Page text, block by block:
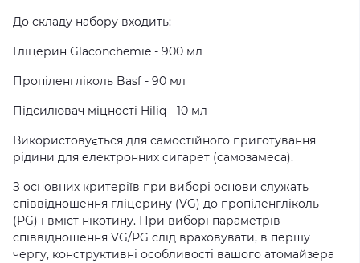
До складу набору входить:
Гліцерин Glaconchemie - 900 мл
Пропіленгліколь Basf - 90 мл
Підсилювач міцності Hiliq - 10 мл
Використовується для самостійного приготування
рідини для електронних сигарет (самозамеса).
З основних критеріїв при виборі основи служать
співвідношення гліцерину (VG) до пропіленгліколь
(PG) і вміст нікотину. При виборі параметрів
співвідношення VG/PG слід враховувати, в першу
чергу, конструктивні особливості вашого атомайзера